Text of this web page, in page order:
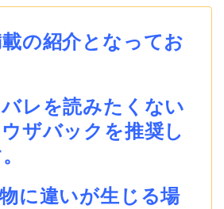
の紹介となってお
レを読みたくない
ザバックを推奨し
に違いが生じる場